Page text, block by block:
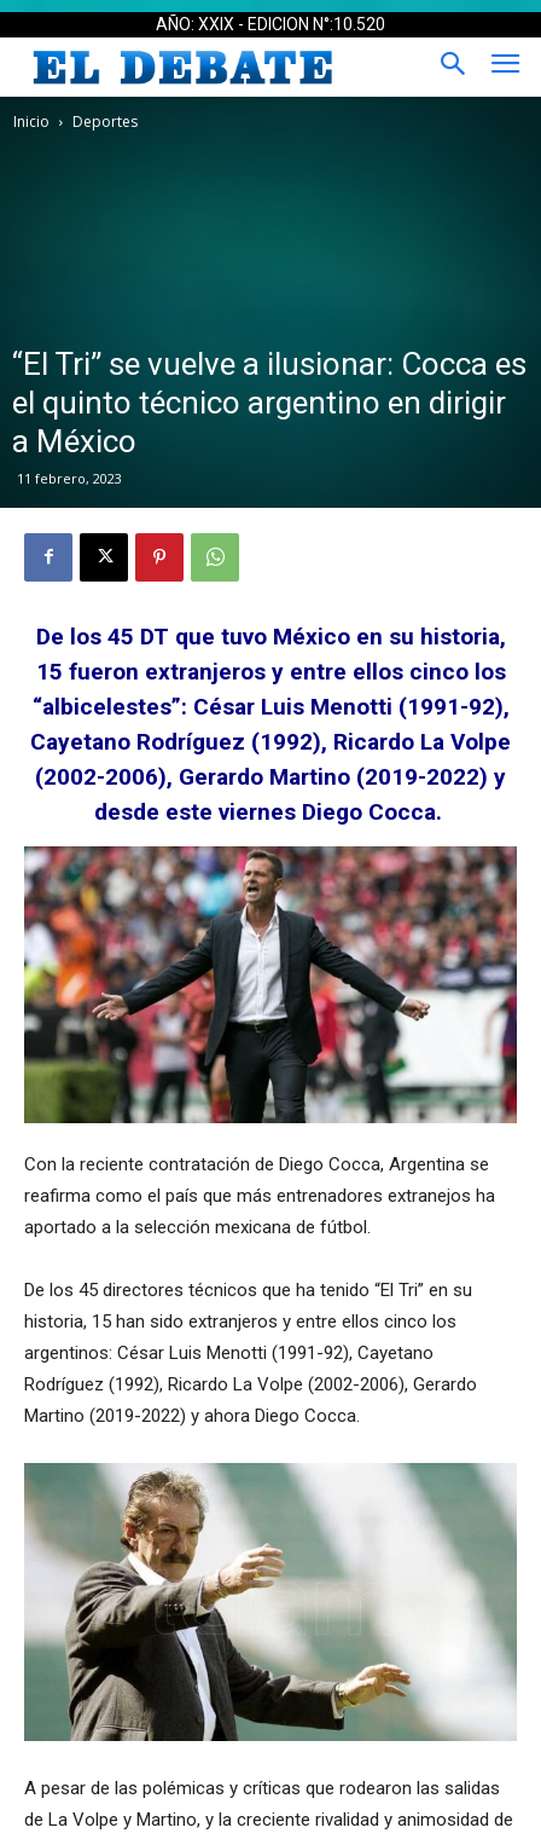
AÑO: XXIX - EDICION N°:10.520
Inicio Deportes
“El Tri” se vuelve a ilusionar: Cocca es
el quinto técnico argentino en dirigir
a México
11 febrero, 2023
De los 45 DT que tuvo México en su historia,
15 fueron extranjeros y entre ellos cinco los
“albicelestes”: César Luis Menotti (1991-92),
Cayetano Rodríguez (1992), Ricardo La Volpe
(2002-2006), Gerardo Martino (2019-2022) y
desde este viernes Diego Cocca.
Con la reciente contratación de Diego Cocca, Argentina se
reafirma como el país que más entrenadores extranejos ha
aportado a la selección mexicana de fútbol.
De los 45 directores técnicos que ha tenido “El Tri” en su
historia, 15 han sido extranjeros y entre ellos cinco los
argentinos: César Luis Menotti (1991-92), Cayetano
Rodríguez (1992), Ricardo La Volpe (2002-2006), Gerardo
Martino (2019-2022) y ahora Diego Cocca.
A pesar de las polémicas y críticas que rodearon las salidas
de La Volpe y Martino, y la creciente rivalidad y animosidad de